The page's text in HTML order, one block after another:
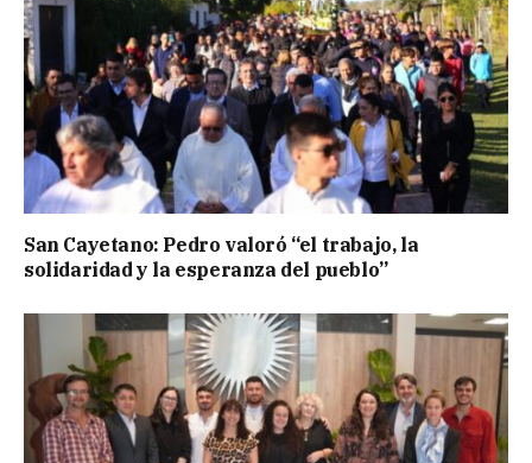
San Cayetano: Pedro valoró “el trabajo, la
solidaridad y la esperanza del pueblo”